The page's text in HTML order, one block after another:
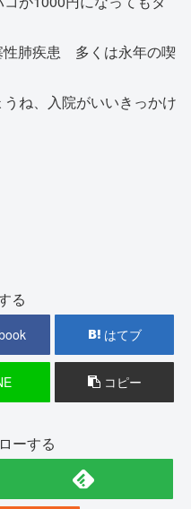
性肺疾患 多くは永年の喫
ね、入院がいいきっかけ
る
はてブ
コピー
ーする